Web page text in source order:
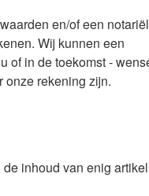
en/of een
Wij kunnen een
of in de toekomst -
onze rekening zijn.
inhoud van enig